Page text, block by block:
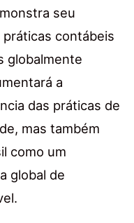
seu
contábeis
globalmente
a
das práticas de
mas também
como um
global de